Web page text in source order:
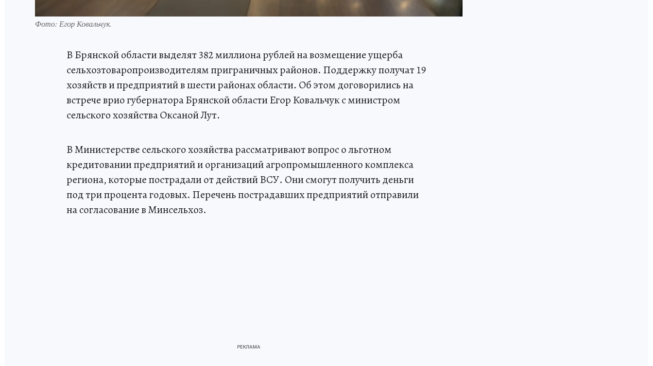
Фото: Егор Ковальчук.
В Брянской области выделят 382 миллиона рублей на возмещение ущерба
сельхозтоваропроизводителям приграничных районов. Поддержку получат 19
хозяйств и предприятий в шести районах области. Об этом договорились на
встрече врио губернатора Брянской области Егор Ковальчук с министром
сельского хозяйства Оксаной Лут.
В Министерстве сельского хозяйства рассматривают вопрос о льготном
кредитовании предприятий и организаций агропромышленного комплекса
региона, которые пострадали от действий ВСУ. Они смогут получить деньги
под три процента годовых. Перечень пострадавших предприятий отправили
на согласование в Минсельхоз.